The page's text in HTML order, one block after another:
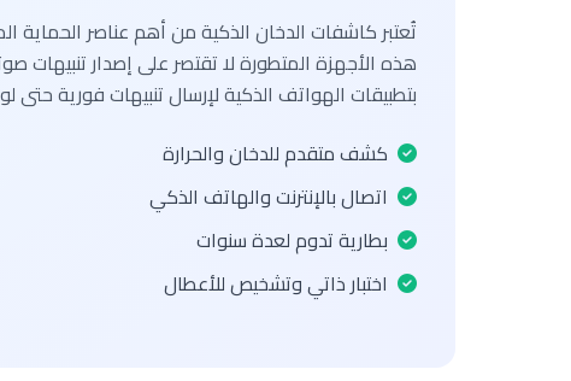
تُعتبر كاشفات الدخان الذكية من أهم عناصر الحماية
هذه الأجهزة المتطورة لا تقتصر على إصدار تنبيهات
بتطبيقات الهواتف الذكية لإرسال تنبيهات فورية حتى
كشف متقدم للدخان والحرارة
اتصال بالإنترنت والهاتف الذكي
بطارية تدوم لعدة سنوات
اختبار ذاتي وتشخيص للأعطال